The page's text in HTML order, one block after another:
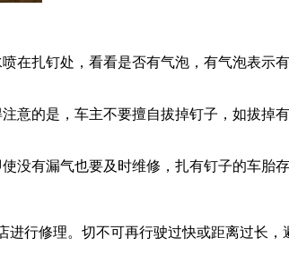
在扎钉处，看看是否有气泡，有气泡表示
的是，车主不要擅自拔掉钉子，如拔掉
有漏气也要及时维修，扎有钉子的车胎
行修理。切不可再行驶过快或距离过长，